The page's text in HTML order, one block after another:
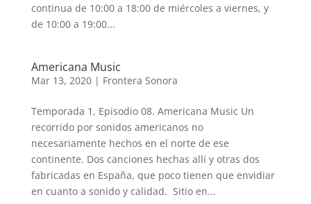
continua de 10:00 a 18:00 de miércoles a viernes, y
de 10:00 a 19:00...
Americana Music
Mar 13, 2020| Frontera Sonora
Temporada 1, Episodio 08. Americana Music Un
recorrido por sonidos americanos no
necesariamente hechos en el norte de ese
continente. Dos canciones hechas allí y otras dos
fabricadas en España, que poco tienen que envidiar
en cuanto a sonido y calidad. Sitio en...